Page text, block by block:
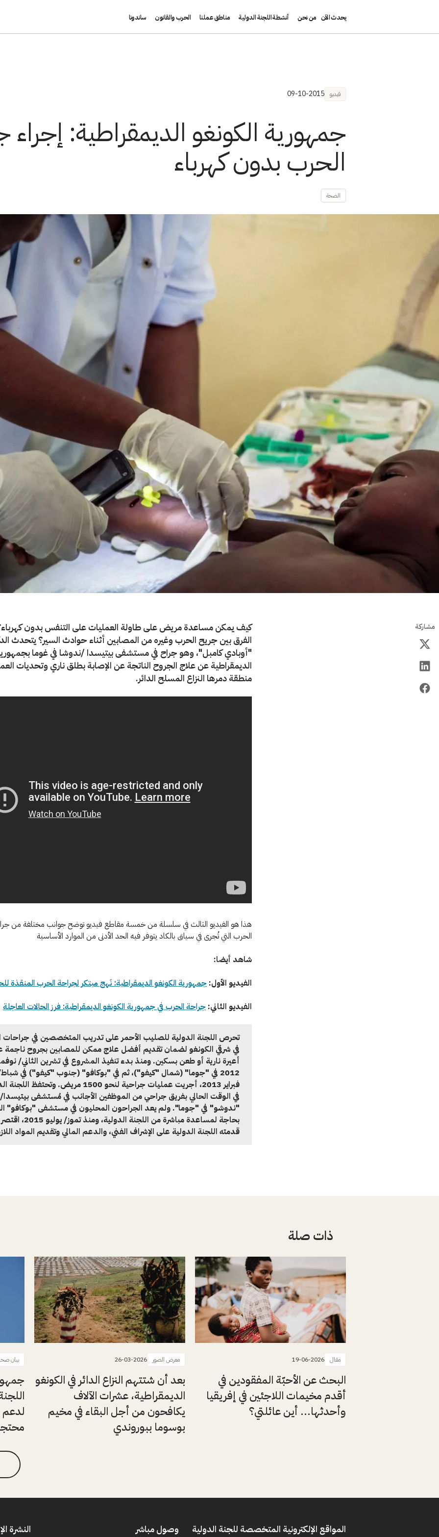
يحدث الآن من نحن أنشطة اللجنة الدولية مناطق عملنا الحرب والقانون ساندونا
فيديو 09-10-2015
جمهورية الكونغو الديمقراطية:
الحرب بدون كهرباء
الصحة
مشاركة
كيف يمكن مساعدة مريض على طاولة العمليات على التنفس بدون
الفرق بين جريح الحرب وغيره من المصابين أثناء حوادث السير؟ يتحدث
"أوبادي كامبل"، وهو جراح في مستشفى بيتيسدا /ندوشا في غوما
الديمقراطية عن علاج الجروح الناتجة عن الإصابة بطلق ناري وتحديات
منطقة دمرها النزاع المسلح الدائر.
هذا هو الفيديو الثالث في سلسلة من خمسة مقاطع فيديو توضح جوانب مختلفة من
الحرب التي تُجرى في سياق بالكاد يتوفر فيه الحد الأدنى من الموارد الأساسية
شاهد أيضا:
الفيديو الأول: جمهورية الكونغو الديمقراطية: نَهج مبتكر لجراحة الحرب المنقذة
الفيديو الثاني: جراحة الحرب في جمهورية الكونغو الديمقراطية: فرز الحالات العاجلة
تحرص اللجنة الدولية للصليب الأحمر على تدريب المتخصصين في جراحات
في شرقي الكونغو لضمان تقديم أفضل علاج ممكن للمصابين بجروح ناجمة
أعيرة نارية أو طعن بسكين. ومنذ بدء تنفيذ المشروع في تشرين الثاني/
2012 في "جوما" (شمال "كيفو")، ثم في "بوكافو" (جنوب "كيفو") في
فبراير 2013، أجريت عمليات جراحية لنحو 1500 مريض. وتحتفظ
في الوقت الحالي بفريق جراحي من الموظفين الأجانب في مُستشفى بيتيسدا/
"ندوشو" في "جوما". ولم يعد الجراحون المحليون في مستشفى "بوكافو"
بحاجة لمساعدة مباشرة من اللجنة الدولية، ومنذ
قدمته اللجنة الدولية على الإشراف الفني، والدعم المالي وتقديم المواد
ذات صلة
مقال 19-06-2026
البحث عن الأحبّة المفقودين في
أقدم مخيمات اللاجئين في إفريقيا
وأحدثها... أين عائلتي؟
معرض الصور 26-03-2026
بعد أن شتتهم النزاع الدائر في الكونغو
الديمقراطية، عشرات الآلاف
يكافحون من أجل البقاء في مخيم
بوسوما ببوروندي
بيان
لدعم
المواقع الإلكترونية المتخصصة للجنة الدولية وصول مباشر النشرة